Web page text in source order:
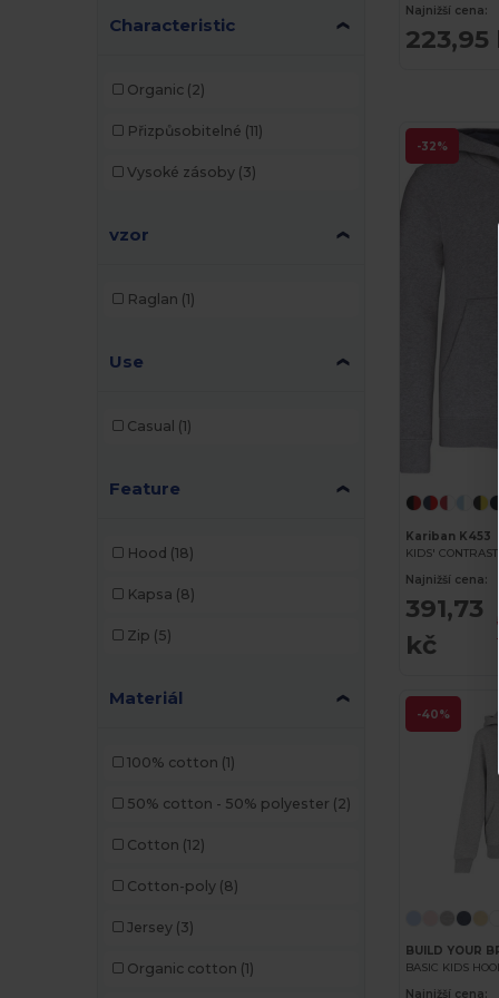
Characteristic
Organic (2)
Přizpůsobitelné (11)
Vysoké zásoby (3)
vzor
Raglan (1)
Use
Casual (1)
Feature
Hood (18)
Kapsa (8)
Zip (5)
Materiál
100% cotton (1)
50% cotton - 50% polyester (2)
Cotton (12)
Cotton-poly (8)
Jersey (3)
Organic cotton (1)
Najnižší cena:
223,95
-32%
Kariban K453
KIDS'
Najnižší cena:
391,73
kč
-40%
BUILD YOUR
BASIC KIDS
Najnižší cena: